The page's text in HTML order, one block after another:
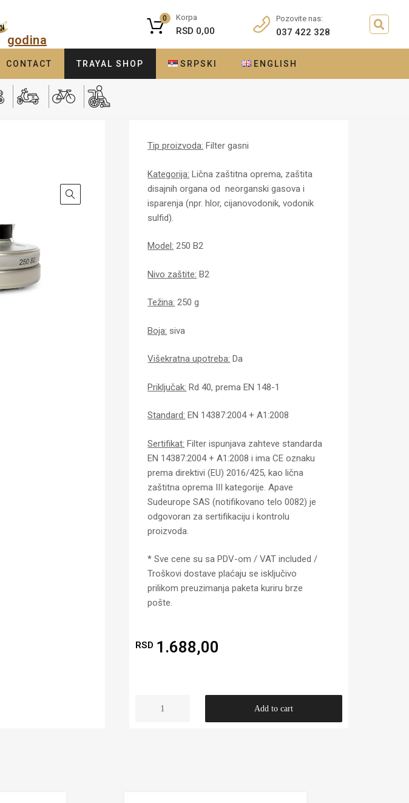
godina
Korpa
RSD 0,00
0 Pozovite nas:
037 422 328
CONTACT TRAYAL SHOP SRPSKI ENGLISH
Tip proizvoda: Filter gasni
Kategorija: Lična zaštitna oprema, zaštita
disajnih organa od neorganski gasova i
isparenja (npr. hlor, cijanovodonik, vodonik
sulfid).
Model: 250 B2
Nivo zaštite: B2
Težina: 250 g
Boja: siva
Višekratna upotreba: Da
Priključak: Rd 40, prema EN 148-1
Standard: EN 14387:2004 + A1:2008
Sertifikat: Filter ispunjava zahteve standarda
EN 14387:2004 + A1:2008 i ima CE oznaku
prema direktivi (EU) 2016/425, kao lična
zaštitna oprema III kategorije. Apave
Sudeurope SAS (notifikovano telo 0082) je
odgovoran za sertifikaciju i kontrolu
proizvoda.
* Sve cene su sa PDV-om / VAT included /
Troškovi dostave plaćaju se isključivo
prilikom preuzimanja paketa kuriru brze
pošte.
RSD 1.688,00
Add to cart